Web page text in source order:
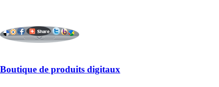
Boutique de produits digitaux